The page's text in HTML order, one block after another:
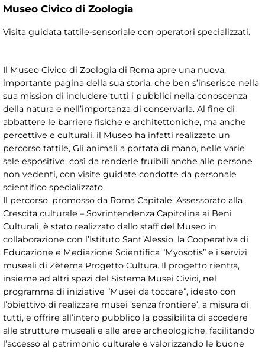
Museo Civico di Zoologia
Visita guidata tattile-sensoriale con operatori specializzati.
Il Museo Civico di Zoologia di Roma apre una nuova,
importante pagina della sua storia, che ben s’inserisce nella
sua mission di includere tutti i pubblici nella conoscenza
della natura e nell’importanza di conservarla. Al fine di
abbattere le barriere fisiche e architettoniche, ma anche
percettive e culturali, il Museo ha infatti realizzato un
percorso tattile, Gli animali a portata di mano, nelle varie
sale espositive, così da renderle fruibili anche alle persone
non vedenti, con visite guidate condotte da personale
scientifico specializzato.
Il percorso, promosso da Roma Capitale, Assessorato alla
Crescita culturale – Sovrintendenza Capitolina ai Beni
Culturali, è stato realizzato dallo staff del Museo in
collaborazione con l’Istituto Sant’Alessio, la Cooperativa di
Educazione e Mediazione Scientifica “Myosotis” e i servizi
museali di Zètema Progetto Cultura. Il progetto rientra,
insieme ad altri spazi del Sistema Musei Civici, nel
programma di iniziative “Musei da toccare”, ideato con
l’obiettivo di realizzare musei ‘senza frontiere’, a misura di
tutti, e offrire all’intero pubblico la possibilità di accedere
alle strutture museali e alle aree archeologiche, facilitando
l’accesso al patrimonio culturale e valorizzando le buone